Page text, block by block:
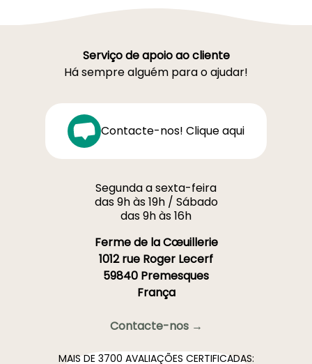
Serviço de apoio ao cliente
Há sempre alguém para o ajudar!
Contacte-nos! Clique aqui
Segunda a sexta-feira
das 9h às 19h / Sábado
das 9h às 16h
Ferme de la Cœuillerie
1012 rue Roger Lecerf
59840 Premesques
França
Contacte-nos →
MAIS DE 3700 AVALIAÇÕES CERTIFICADAS: